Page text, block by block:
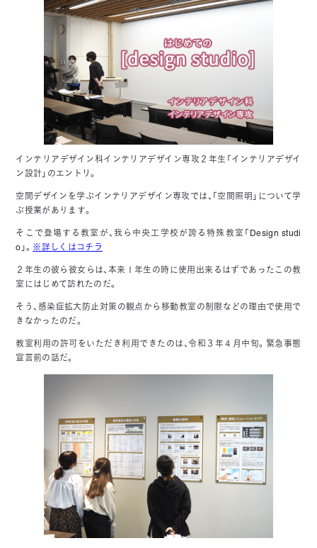
インテリアデザイン科インテリアデザイン専攻２年生「インテリアデザイ
ン設計」のエントリ。
空間デザインを学ぶインテリアデザイン専攻では、「空間照明」について学
ぶ授業があります。
そこで登場する教室が、我ら中央工学校が誇る特殊教室「Design studi
o」。 ※詳しくはコチラ
２年生の彼ら彼女らは、本来１年生の時に使用出来るはずであったこの教
室にはじめて訪れたのだ。
そう、感染症拡大防止対策の観点から移動教室の制限などの理由で使用で
きなかったのだ。
教室利用の許可をいただき利用できたのは、令和３年４月中旬。緊急事態
宣言前の話だ。